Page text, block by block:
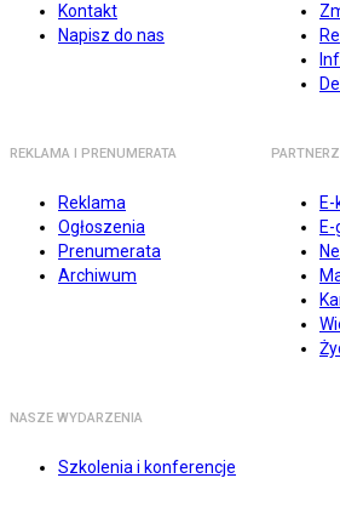
Kontakt
Napisz do nas
REKLAMA I PRENUMERATA
Reklama
Ogłoszenia
Prenumerata
Archiwum
E-
NASZE WYDARZENIA
Szkolenia i konferencje